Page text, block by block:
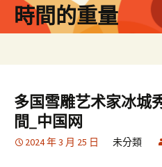
時間的重量
多国雪雕艺术家冰城
間_中国网
2024 年 3 月 25 日 未分類